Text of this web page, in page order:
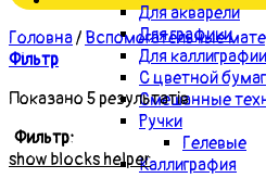
Для акварели
Для графики
Для каллиграфии
С цветной
Смешанные
Ручки
Гелевые
Каллиграфия
Головна/ Вспомогательные
Фільтр
Показано 5 результатів
Фильтр:
show blocks helper